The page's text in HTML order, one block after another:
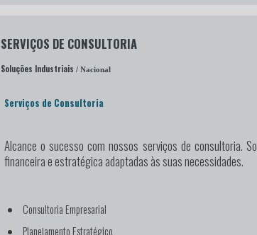
SERVIÇOS DE CONSULTORIA
Soluções Industriais / Nacional
Serviços de Consultoria
Alcance o sucesso com nossos serviços de consultoria.
financeira e estratégica adaptadas às suas necessidades.
Consultoria Empresarial
Planejamento Estratégico